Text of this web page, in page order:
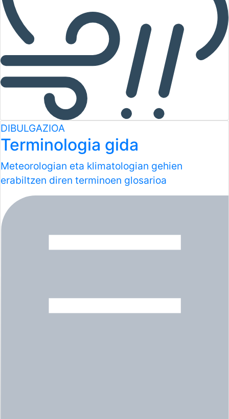
DIBULGAZIOA
Terminologia gida
Meteorologian eta klimatologian gehien
erabiltzen diren terminoen glosarioa